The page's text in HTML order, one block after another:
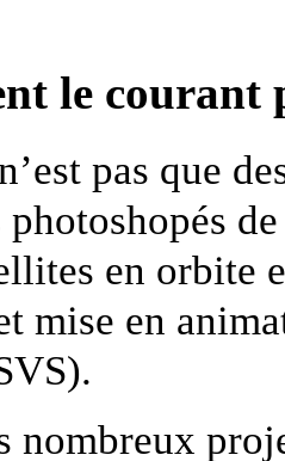
le courant
pas que
en orbite
mise en
nombreux